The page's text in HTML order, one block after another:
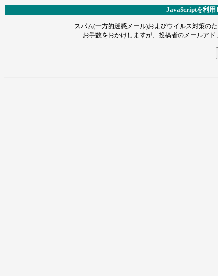
JavaScriptを利用
スパム(一方的迷惑メール)およびウイルス対策の
お手数をおかけしますが、投稿者のメールア